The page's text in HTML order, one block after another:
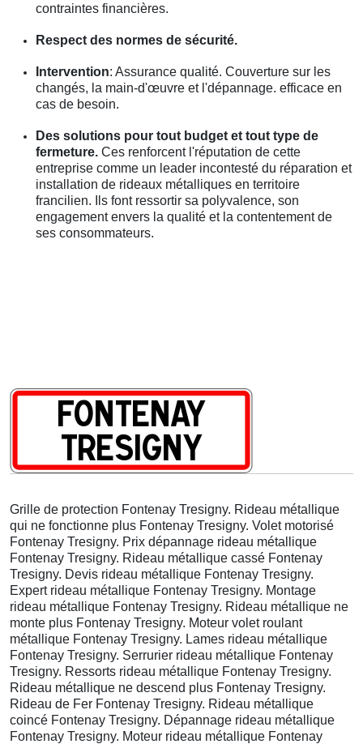
contraintes financières.
Respect des normes de sécurité.
Intervention: Assurance qualité. Couverture sur les
changés, la main-d'œuvre et l'dépannage. efficace en
cas de besoin.
Des solutions pour tout budget et tout type de
fermeture. Ces renforcent l'réputation de cette
entreprise comme un leader incontesté du réparation et
installation de rideaux métalliques en territoire
francilien. Ils font ressortir sa polyvalence, son
engagement envers la qualité et la contentement de
ses consommateurs.
Grille de protection Fontenay Tresigny. Rideau métallique
qui ne fonctionne plus Fontenay Tresigny. Volet motorisé
Fontenay Tresigny. Prix dépannage rideau métallique
Fontenay Tresigny. Rideau métallique cassé Fontenay
Tresigny. Devis rideau métallique Fontenay Tresigny.
Expert rideau métallique Fontenay Tresigny. Montage
rideau métallique Fontenay Tresigny. Rideau métallique ne
monte plus Fontenay Tresigny. Moteur volet roulant
métallique Fontenay Tresigny. Lames rideau métallique
Fontenay Tresigny. Serrurier rideau métallique Fontenay
Tresigny. Ressorts rideau métallique Fontenay Tresigny.
Rideau métallique ne descend plus Fontenay Tresigny.
Rideau de Fer Fontenay Tresigny. Rideau métallique
coincé Fontenay Tresigny. Dépannage rideau métallique
Fontenay Tresigny. Moteur rideau métallique Fontenay